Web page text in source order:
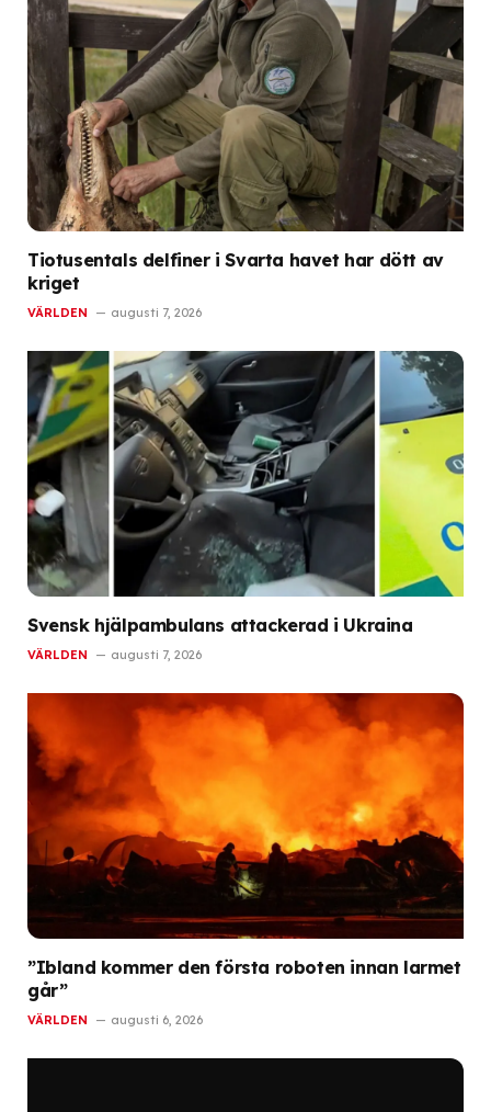
Tiotusentals delfiner i Svarta havet har dött av
kriget
VÄRLDEN augusti 7, 2026
Svensk hjälpambulans attackerad i Ukraina
VÄRLDEN augusti 7, 2026
”Ibland kommer den första roboten innan larmet
går”
VÄRLDEN augusti 6, 2026